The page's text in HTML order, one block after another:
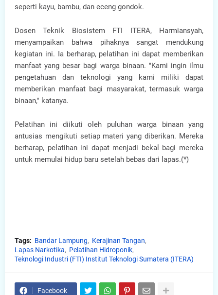
seperti kayu, bambu, dan eceng gondok.
Dosen Teknik Biosistem FTI ITERA, Harmiansyah,
menyampaikan bahwa pihaknya sangat mendukung
kegiatan ini. Ia berharap, pelatihan ini dapat memberikan
manfaat yang besar bagi warga binaan. "Kami ingin ilmu
pengetahuan dan teknologi yang kami miliki dapat
memberikan manfaat bagi masyarakat, termasuk warga
binaan," katanya.
Pelatihan ini diikuti oleh puluhan warga binaan yang
antusias mengikuti setiap materi yang diberikan. Mereka
berharap, pelatihan ini dapat menjadi bekal bagi mereka
untuk memulai hidup baru setelah bebas dari lapas.(*)
Tags: Bandar Lampung
Kerajinan Tangan
Lapas Narkotika
Pelatihan Hidroponik
Teknologi Industri (FTI) Institut Teknologi Sumatera (ITERA)
Facebook